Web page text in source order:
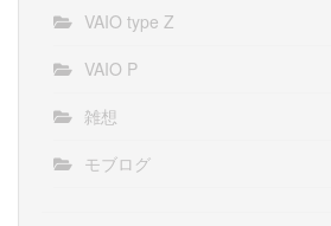
VAIO type Z
VAIO P
雑想
モブログ